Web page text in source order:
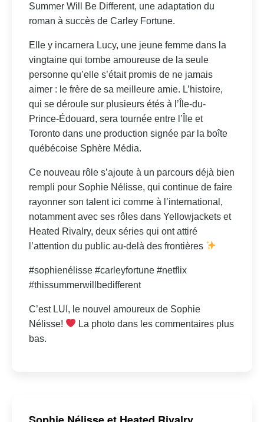
Summer Will Be Different, une adaptation du
roman à succès de Carley Fortune.
Elle y incarnera Lucy, une jeune femme dans la
vingtaine qui tombe amoureuse de la seule
personne qu’elle s’était promis de ne jamais
aimer : le frère de sa meilleure amie. L’histoire,
qui se déroule sur plusieurs étés à l’Île-du-
Prince-Édouard, sera tournée entre l’Île et
Toronto dans une production signée par la boîte
québécoise Sphère Média.
Ce nouveau rôle s’ajoute à un parcours déjà bien
rempli pour Sophie Nélisse, qui continue de faire
rayonner son talent ici comme à l’international,
notamment avec ses rôles dans Yellowjackets et
Heated Rivalry, deux séries qui ont attiré
l’attention du public au-delà des frontières
#sophienélisse #carleyfortune #netflix
#thissummerwillbedifferent
C’est LUI, le nouvel amoureux de Sophie
Nélisse!
La photo dans les commentaires plus
bas.